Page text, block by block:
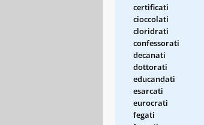
certificati
cioccolati
cloridrati
confessorati
decanati
dottorati
educandati
esarcati
eurocrati
fegati